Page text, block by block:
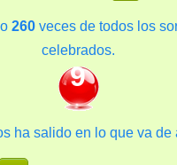
260 veces de todos los
celebrados.
9
ha salido en lo que va de